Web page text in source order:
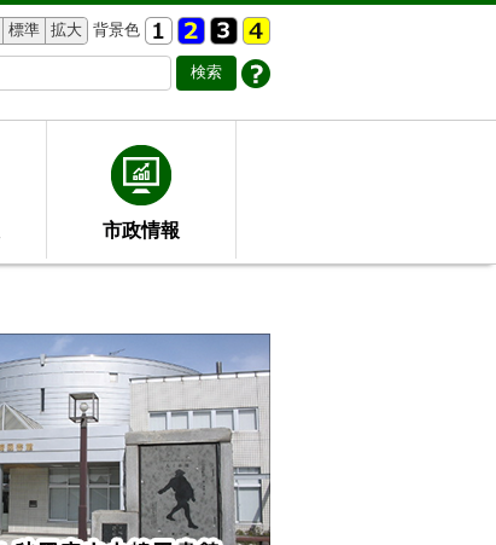
標準 拡大 背景色
市政情報